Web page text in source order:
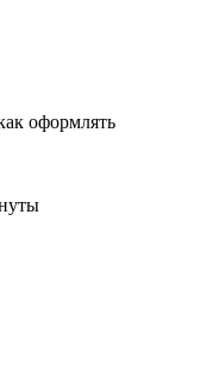
оформлять